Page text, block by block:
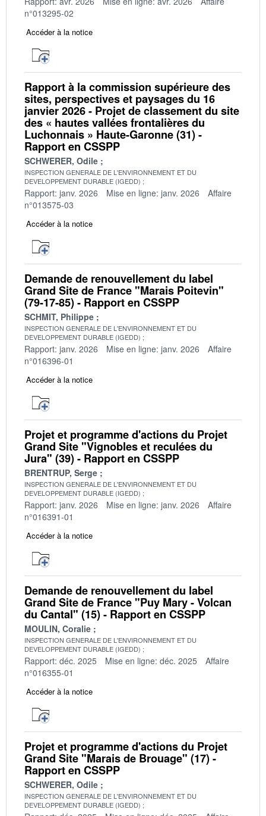
n°013295-02
Accéder à la notice
Rapport à la commission supérieure des
sites, perspectives et paysages du 16
janvier 2026 - Projet de classement du site
des « hautes vallées frontalières du
Luchonnais » Haute-Garonne (31) -
Rapport en CSSPP
SCHWERER, Odile
INSPECTION GENERALE DE L'ENVIRONNEMENT ET DU
DEVELOPPEMENT DURABLE (IGEDD)
Rapport: janv. 2026 Mise en ligne: janv. 2026
Affaire
n°013575-03
Accéder à la notice
Demande de renouvellement du label
Grand Site de France "Marais Poitevin"
(79-17-85) - Rapport en CSSPP
SCHMIT, Philippe
INSPECTION GENERALE DE L'ENVIRONNEMENT ET DU
DEVELOPPEMENT DURABLE (IGEDD)
Rapport: janv. 2026 Mise en ligne: janv. 2026
Affaire
n°016396-01
Accéder à la notice
Projet et programme d'actions du Projet
Grand Site "Vignobles et reculées du
Jura" (39) - Rapport en CSSPP
BRENTRUP, Serge
INSPECTION GENERALE DE L'ENVIRONNEMENT ET DU
DEVELOPPEMENT DURABLE (IGEDD)
Rapport: janv. 2026 Mise en ligne: janv. 2026
Affaire
n°016391-01
Accéder à la notice
Demande de renouvellement du label
Grand Site de France "Puy Mary - Volcan
du Cantal" (15) - Rapport en CSSPP
MOULIN, Coralie
INSPECTION GENERALE DE L'ENVIRONNEMENT ET DU
DEVELOPPEMENT DURABLE (IGEDD)
Rapport: déc. 2025 Mise en ligne: déc. 2025
Affaire
n°016355-01
Accéder à la notice
Projet et programme d'actions du Projet
Grand Site "Marais de Brouage" (17) -
Rapport en CSSPP
SCHWERER, Odile
INSPECTION GENERALE DE L'ENVIRONNEMENT ET DU
DEVELOPPEMENT DURABLE (IGEDD)